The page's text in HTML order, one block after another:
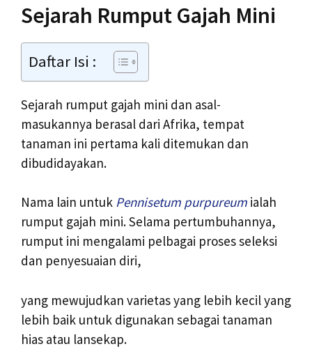
Sejarah Rumput Gajah Mini
Daftar Isi :
Sejarah rumput gajah mini dan asal-
masukannya berasal dari Afrika, tempat
tanaman ini pertama kali ditemukan dan
dibudidayakan.
Nama lain untuk Pennisetum purpureum ialah
rumput gajah mini. Selama pertumbuhannya,
rumput ini mengalami pelbagai proses seleksi
dan penyesuaian diri,
yang mewujudkan varietas yang lebih kecil yang
lebih baik untuk digunakan sebagai tanaman
hias atau lansekap.